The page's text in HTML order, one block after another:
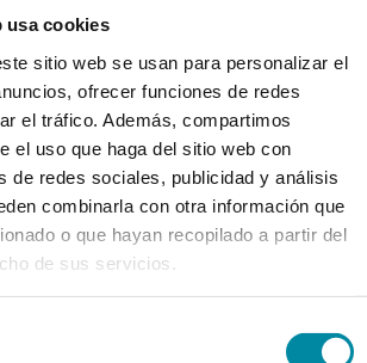
usa cookies
sitio web se usan para personalizar el
ofrecer funciones de redes
el tráfico. Además, compartimos
el uso que haga del sitio web con
de redes sociales, publicidad y análisis
combinarla con otra información que
o que hayan recopilado a partir del
de sus servicios.
de Material Laboratorio